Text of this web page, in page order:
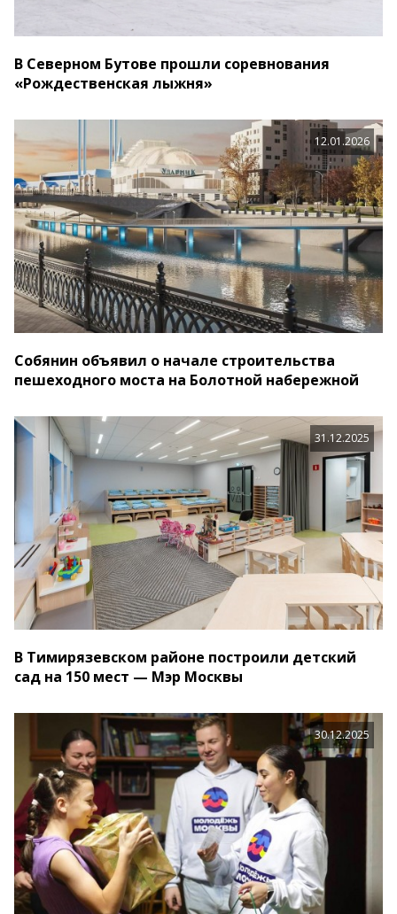
В Северном Бутове прошли соревнования
«Рождественская лыжня»
12.01.2026
Собянин объявил о начале строительства
пешеходного моста на Болотной набережной
31.12.2025
В Тимирязевском районе построили детский
сад на 150 мест — Мэр Москвы
30.12.2025